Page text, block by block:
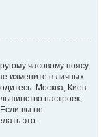
часовому поясу,
измените в личных
Москва, Киев
настроек,
вы не
это.